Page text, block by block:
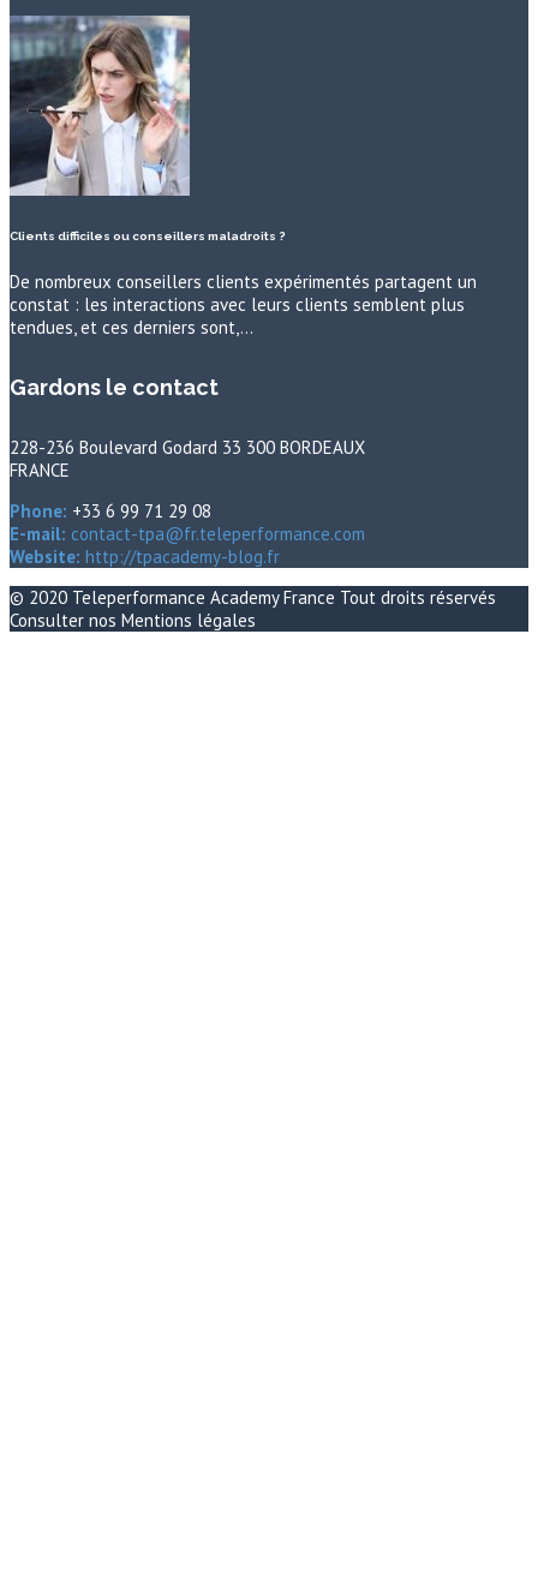
Clients difficiles ou conseillers maladroits ?
De nombreux conseillers clients expérimentés partagent un
constat : les interactions avec leurs clients semblent plus
tendues, et ces derniers sont,…
Gardons le contact
228-236 Boulevard Godard 33 300 BORDEAUX
FRANCE
Phone: +33 6 99 71 29 08
E-mail: contact-tpa@fr.teleperformance.com
Website: http://tpacademy-blog.fr
© 2020 Teleperformance Academy France Tout droits réservés
Consulter nos Mentions légales